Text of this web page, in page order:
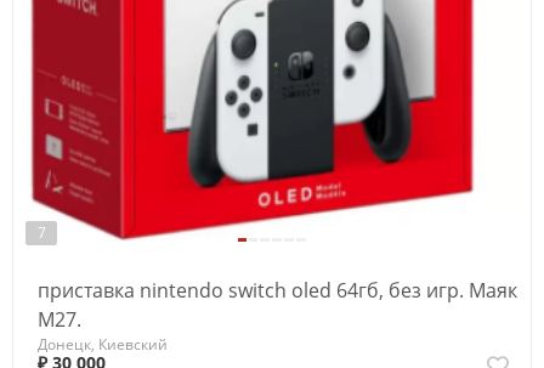
7
приставка nintendo switch oled 64гб, без игр. Маяк
М27.
Донецк, Киевский
₽ 30 000